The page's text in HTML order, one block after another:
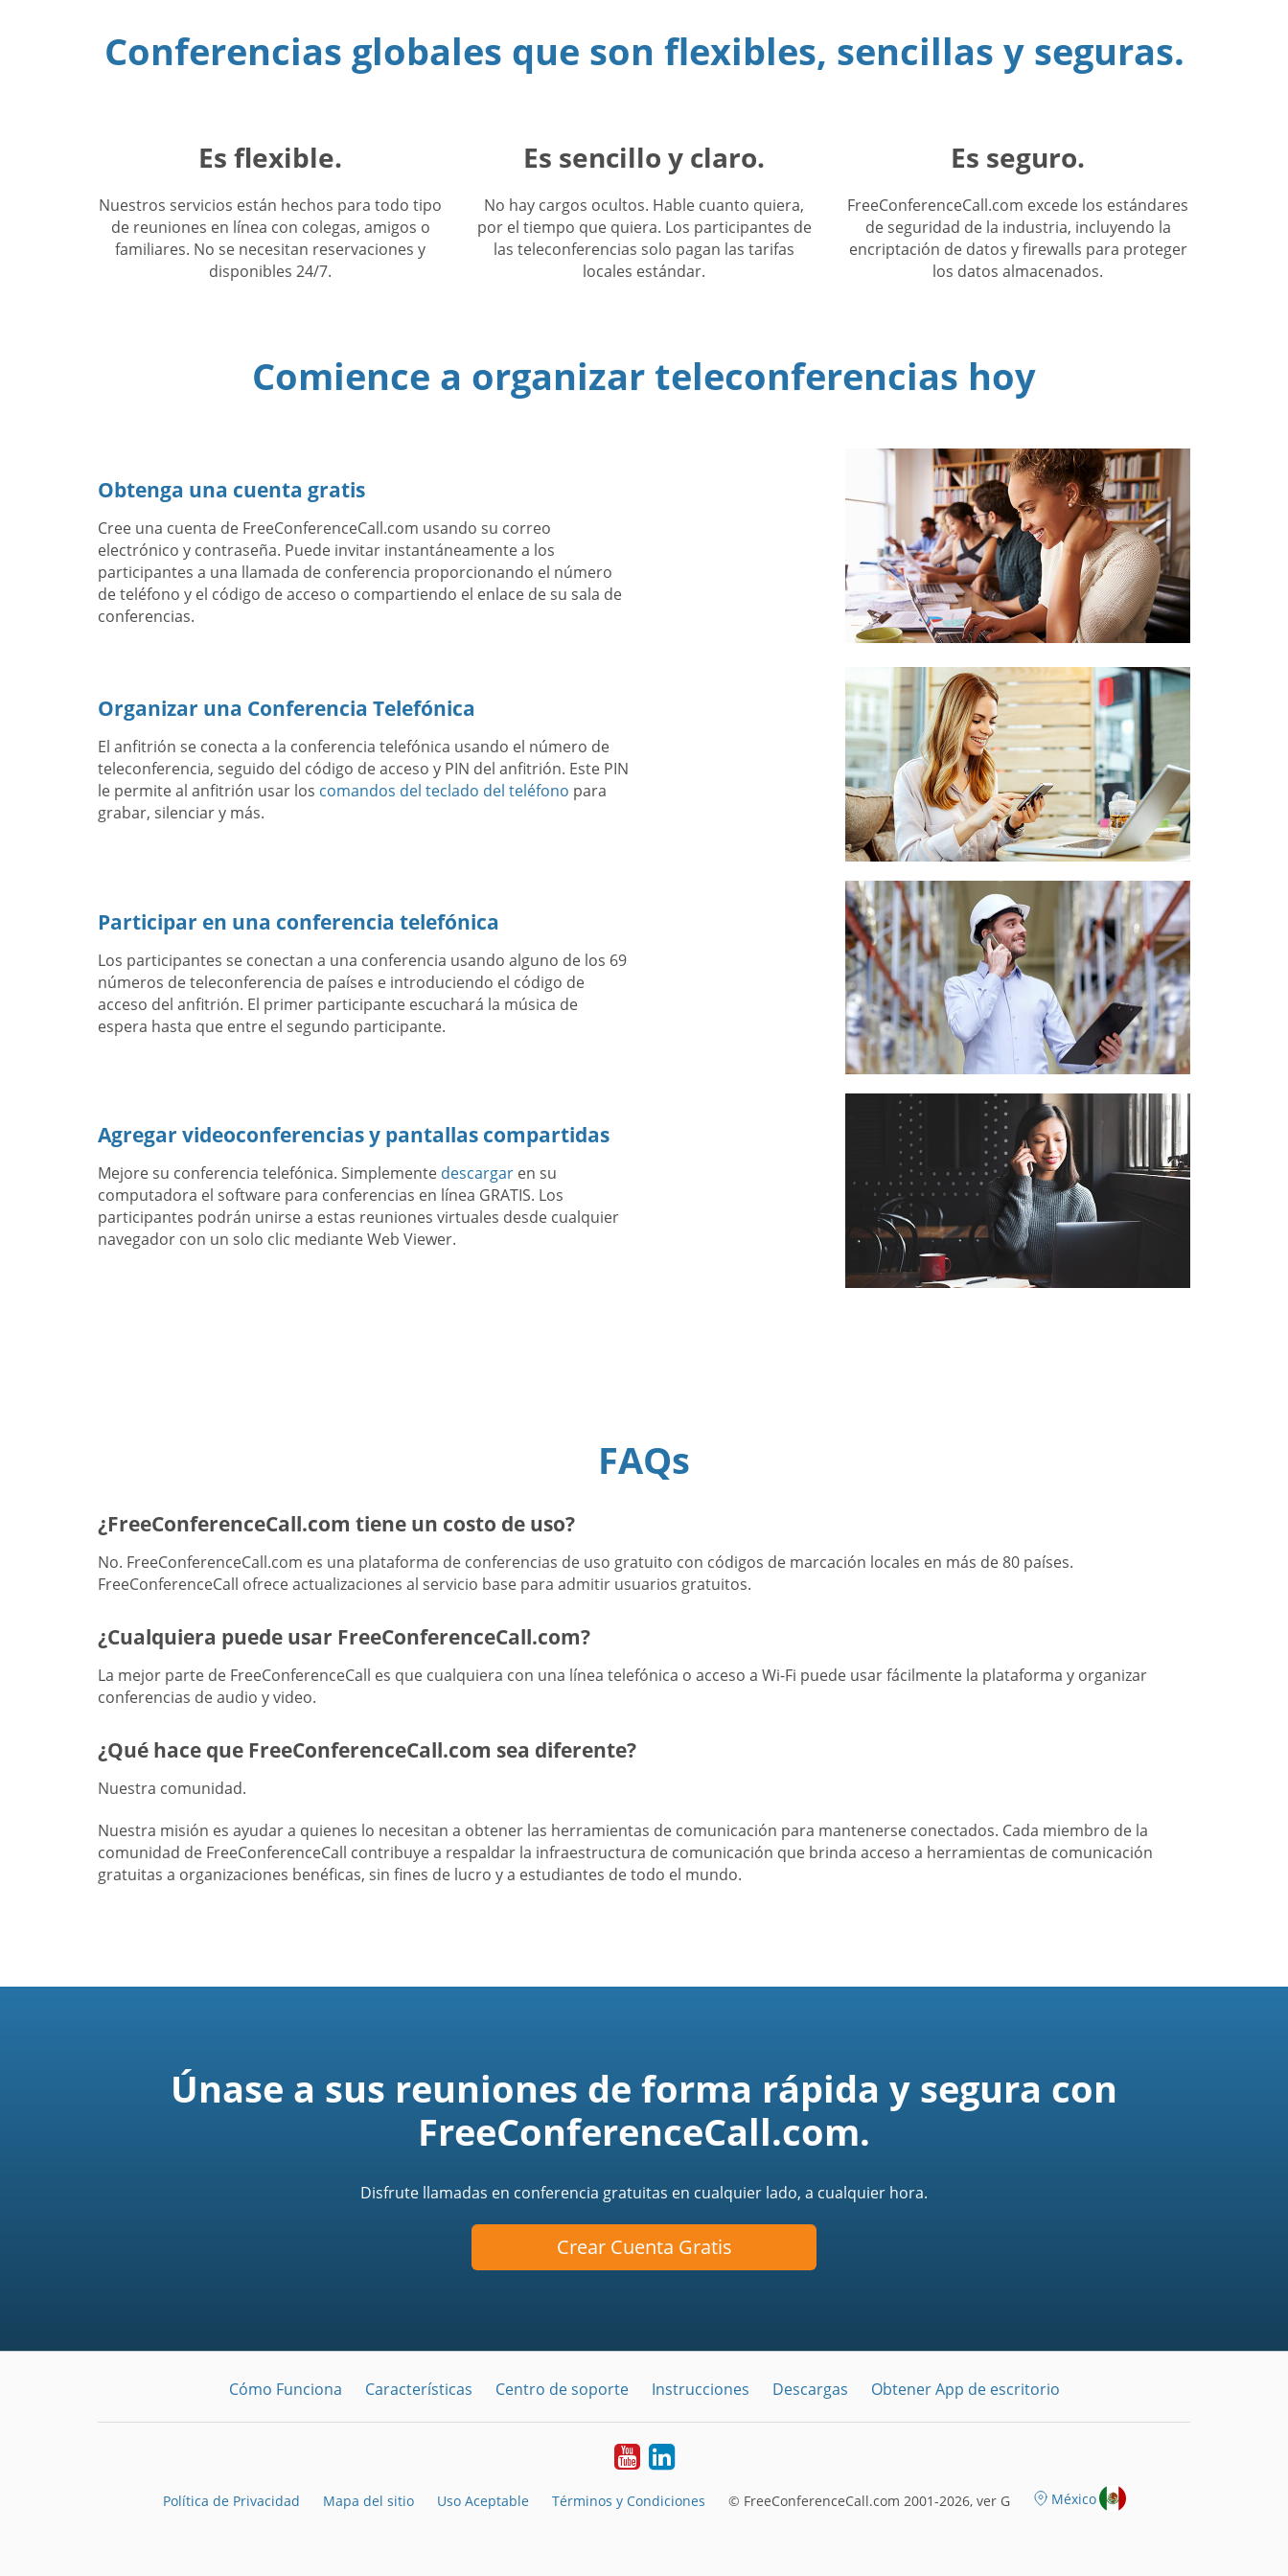
Conferencias globales que son flexibles, sencillas y seguras.
Es flexible.
Nuestros servicios están hechos para todo tipo
de reuniones en línea con colegas, amigos o
familiares. No se necesitan reservaciones y
disponibles 24/7.
Es sencillo y claro.
No hay cargos ocultos. Hable cuanto quiera,
por el tiempo que quiera. Los participantes de
las teleconferencias solo pagan las tarifas
locales estándar.
Es seguro.
FreeConferenceCall.com excede los estándares
de seguridad de la industria, incluyendo la
encriptación de datos y firewalls para proteger
los datos almacenados.
Comience a organizar teleconferencias hoy
Obtenga una cuenta gratis
Cree una cuenta de FreeConferenceCall.com usando su correo
electrónico y contraseña. Puede invitar instantáneamente a los
participantes a una llamada de conferencia proporcionando el número
de teléfono y el código de acceso o compartiendo el enlace de su sala de
conferencias.
Organizar una Conferencia Telefónica
El anfitrión se conecta a la conferencia telefónica usando el número de
teleconferencia, seguido del código de acceso y PIN del anfitrión. Este PIN
le permite al anfitrión usar los comandos del teclado del teléfono para
grabar, silenciar y más.
Participar en una conferencia telefónica
Los participantes se conectan a una conferencia usando alguno de los 69
números de teleconferencia de países e introduciendo el código de
acceso del anfitrión. El primer participante escuchará la música de
espera hasta que entre el segundo participante.
Agregar videoconferencias y pantallas compartidas
Mejore su conferencia telefónica. Simplemente descargar en su
computadora el software para conferencias en línea GRATIS. Los
participantes podrán unirse a estas reuniones virtuales desde cualquier
navegador con un solo clic mediante Web Viewer.
FAQs
¿FreeConferenceCall.com tiene un costo de uso?
No. FreeConferenceCall.com es una plataforma de conferencias de uso gratuito con códigos de marcación locales en más de 80 países.
FreeConferenceCall ofrece actualizaciones al servicio base para admitir usuarios gratuitos.
¿Cualquiera puede usar FreeConferenceCall.com?
La mejor parte de FreeConferenceCall es que cualquiera con una línea telefónica o acceso a Wi-Fi puede usar fácilmente la plataforma y organizar
conferencias de audio y video.
¿Qué hace que FreeConferenceCall.com sea diferente?
Nuestra comunidad.
Nuestra misión es ayudar a quienes lo necesitan a obtener las herramientas de comunicación para mantenerse conectados. Cada miembro de la
comunidad de FreeConferenceCall contribuye a respaldar la infraestructura de comunicación que brinda acceso a herramientas de comunicación
gratuitas a organizaciones benéficas, sin fines de lucro y a estudiantes de todo el mundo.
Únase a sus reuniones de forma rápida y segura con
FreeConferenceCall.com.
Disfrute llamadas en conferencia gratuitas en cualquier lado, a cualquier hora.
Crear Cuenta Gratis
Cómo Funciona Características Centro de soporte Instrucciones Descargas Obtener App de escritorio
YouTubeLinkedIn
Política de Privacidad Mapa del sitio Uso Aceptable Términos y Condiciones © FreeConferenceCall.com 2001-2026, ver G México